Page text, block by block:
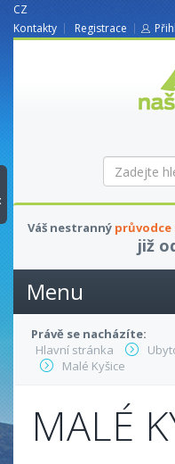
CZ
Kontakty
Registrace
Váš nestranný průvodce
již
Menu
Právě se nacházíte:
Hlavní stránka
Malé Kyšice
MALÉ